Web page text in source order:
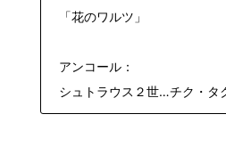
「花のワルツ」
アンコール：
シュトラウス２世…チク・タ